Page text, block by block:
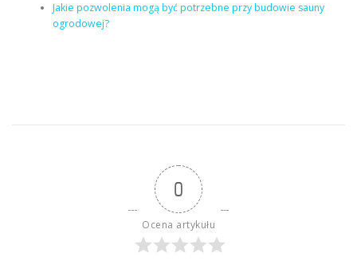
Jakie pozwolenia mogą być potrzebne przy budowie sauny
ogrodowej?
0
Ocena artykułu